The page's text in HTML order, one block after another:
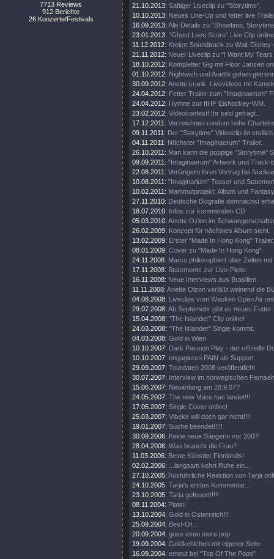
7713 Reviews
912 Berichte
26 Konzerte/Festivals
21.10.2013: Saftiger Liveclip zu "Storytime".
10.10.2013: Neues Line-Up und fetter live
16.09.2013: Alle Details zu "Showtime,
23.01.2013: "Ghost Love Score" Live Clip
11.12.2012: Kreiert Soundtrack zu Walt-
21.11.2012: Neuer Liveclip zu "I Want My
18.10.2012: Kompletter Gig mit Floor Jansen
01.10.2012: Nightwish und Anette gehen
30.09.2012: Anette krank. Livevideos mit
24.04.2012: Fetter Trailer zum "Imaginaerum"
24.04.2012: Hymne zur IIHF Eishockey-WM.
23.02.2012: Videocontest! Ihr seid gefragt...
17.12.2011: Verzeichnen rundum hohe
09.11.2011: Der "Storytime" Videoclip ist endlich
04.11.2011: Nächster "Imaginaerum" Trailer.
26.10.2011: Man kann die poppige "Storytime"
09.09.2011: "Imaginaerum" Artwork und Track-
22.08.2011: Verlängern ihren Vertrag bei
10.08.2011: "Imaginarium" Teaser und
10.02.2011: Mammutprojekt: Album und
27.11.2010: Deutsche Biografie demnächst
18.07.2010: Infos zur kommenden CD
05.03.2010: Anette Ozlon im
26.02.2009: Konzept für nächstes Album steht.
13.02.2009: Erster "Made In Hong Kong" Trailer.
08.01.2009: Cover zu "Made In Hong Kong".
24.11.2008: Marco philosophiert über Zeiten mit
17.11.2008: Statements zur Live-Pleite.
16.11.2008: Neue Interviews aus Brasilien.
11.11.2008: Anette Olzon verläßt weinend die
04.08.2008: Liveclips vom Wacken Open Air
29.07.2008: Ab Septemebr gibt es neues Futter
15.04.2008: "The Islander" Clip online!
24.03.2008: "The Islander" Single kommt.
04.03.2008: Gold in Wien
10.10.2007: Dark Passion Play - der offizielle
10.10.2007: engagieren PAIN als Support
29.09.2007: Tourdaten 2008 veröffentlicht
30.07.2007: Interview im norwegischen
15.06.2007: Neuanfang am 28.9.07?
24.05.2007: The new Voice has landet!!!
17.05.2007: Single Cover online!
25.03.2007: Vibeke will doch gar nicht!!!!
19.01.2007: Suche beendet!!!!!
30.09.2006: Keine neue Sängerin vor 2007!
28.04.2006: Was braucht die Frau?
11.03.2006: Beste Künstler Finnlands!
02.02.2006:
...langsam kehrt Ruhe ein...
27.10.2005: Ausführliche Reaktion von Tarja
24.10.2005: Tarja's erstes Kommentar...
23.10.2005: Tarja gefeuert!!!!!
08.11.2004: Platin!
13.10.2004: Gold in Österreich!!!
25.09.2004: Best-Of...
20.09.2004: goes even more pop
19.09.2004: Goldkehlchen mit eigener Seite
16.09.2004: erneut bei "Top Of The Pops"